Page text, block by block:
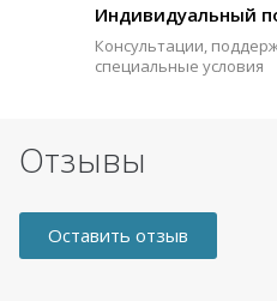
Индивидуальный
Консультации,
специальные условия
Отзывы
Оставить отзыв